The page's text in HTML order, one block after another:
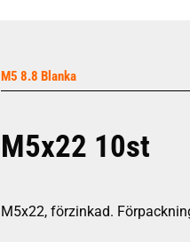
M5 8.8 Blanka
M5x22 10st
M5x22, förzinkad.